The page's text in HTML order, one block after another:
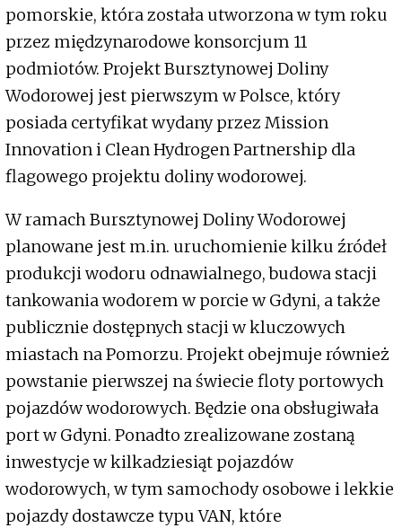
pomorskie, która została utworzona w tym roku
przez międzynarodowe konsorcjum 11
podmiotów. Projekt Bursztynowej Doliny
Wodorowej jest pierwszym w Polsce, który
posiada certyfikat wydany przez Mission
Innovation i Clean Hydrogen Partnership dla
flagowego projektu doliny wodorowej.
W ramach Bursztynowej Doliny Wodorowej
planowane jest m.in. uruchomienie kilku źródeł
produkcji wodoru odnawialnego, budowa stacji
tankowania wodorem w porcie w Gdyni, a także
publicznie dostępnych stacji w kluczowych
miastach na Pomorzu. Projekt obejmuje również
powstanie pierwszej na świecie floty portowych
pojazdów wodorowych. Będzie ona obsługiwała
port w Gdyni. Ponadto zrealizowane zostaną
inwestycje w kilkadziesiąt pojazdów
wodorowych, w tym samochody osobowe i lekkie
pojazdy dostawcze typu VAN, które